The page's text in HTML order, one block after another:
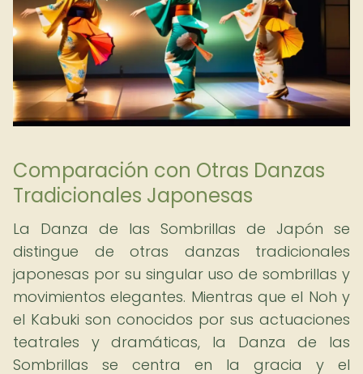
Comparación con Otras Danzas
Tradicionales Japonesas
La Danza de las Sombrillas de Japón se
distingue de otras danzas tradicionales
japonesas por su singular uso de sombrillas y
movimientos elegantes. Mientras que el Noh y
el Kabuki son conocidos por sus actuaciones
teatrales y dramáticas, la Danza de las
Sombrillas se centra en la gracia y el